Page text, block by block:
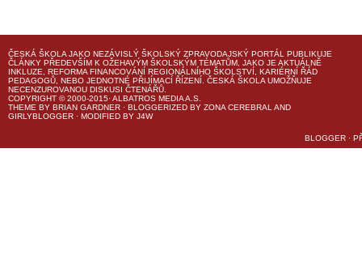
ČESKÁ ŠKOLA JAKO NEZÁVISLÝ ŠKOLSKÝ ZPRAVODAJSKÝ PORTÁL PUBLIKUJE
ČLÁNKY PŘEDEVŠÍM K OŽEHAVÝM ŠKOLSKÝM TÉMATŮM, JAKO JE AKTUÁLNĚ
INKLUZE, REFORMA FINANCOVÁNÍ REGIONÁLNÍHO ŠKOLSTVÍ, KARIÉRNÍ ŘÁD
PEDAGOGŮ, NEBO JEDNOTNÉ PŘIJÍMACÍ ŘÍZENÍ. ČESKÁ ŠKOLA UMOŽŇUJE
NECENZUROVANOU DISKUSI ČTENÁŘŮ.
COPYRIGHT © 2000-2015· ALBATROS MEDIA A.S.
THEME BY BRIAN GARDNER · BLOGGERIZED BY ZONA CEREBRAL AND
GIRLYBLOGGER · MODIFIED BY J4W
BLOGGER ·